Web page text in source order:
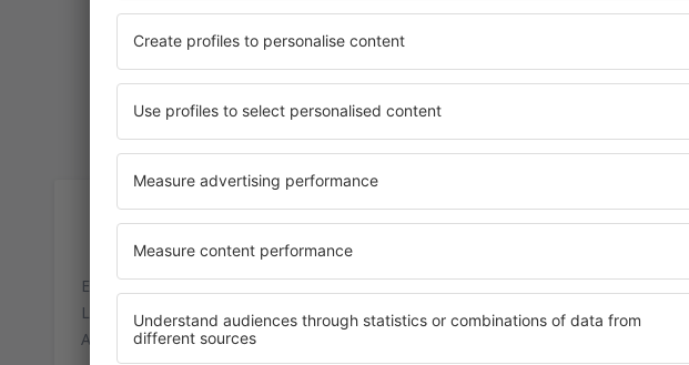
Información
El Aeropuerto Internacional de Viena, conocido como aeropuerto de Schwechat,
Localizado en el centro de Europa, ofrece una amplia red de conexiones. Recibe
Asia, Estados Unidos y Canadá. Cuenta con dos terminales.